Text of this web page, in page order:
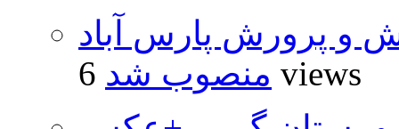
و پرورش پارس آباد
منصوب شد 6 views